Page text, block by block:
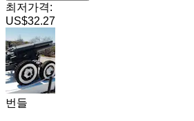
최저가격:
US$32.27
번들